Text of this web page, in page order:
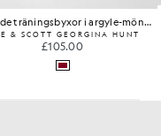
Träningsjacka
LYLE & SCOTT FLY NOWHERE
£250.00